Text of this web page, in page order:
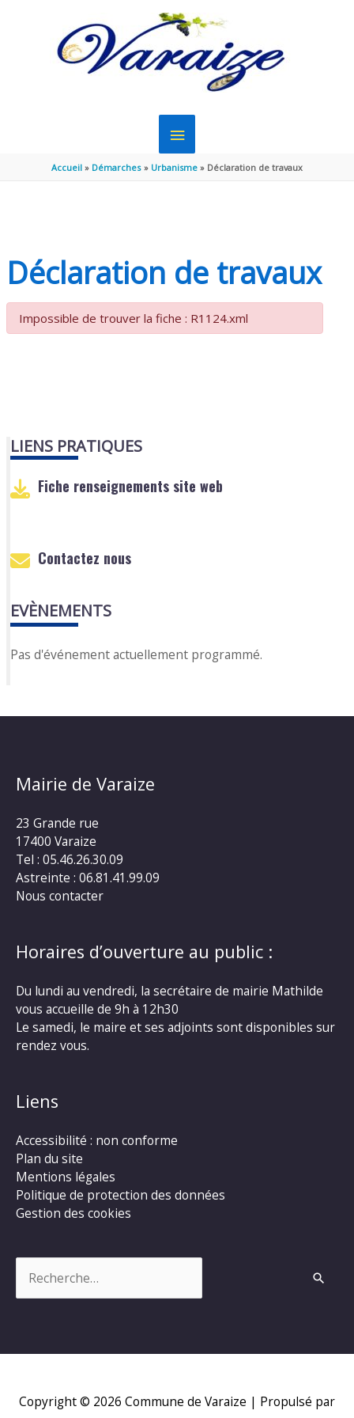
MENU
PRINCIPAL
Accueil Démarches Urbanisme Déclaration de travaux
Déclaration de travaux
Impossible de trouver la fiche : R1124.xml
LIENS PRATIQUES
Fiche renseignements site web
Contactez nous
EVÈNEMENTS
Pas d'événement actuellement programmé.
Mairie de Varaize
23 Grande rue
17400 Varaize
Tel : 05.46.26.30.09
Astreinte : 06.81.41.99.09
Nous contacter
Horaires d’ouverture au public :
Du lundi au vendredi, la secrétaire de mairie Mathilde
vous accueille de 9h à 12h30
Le samedi, le maire et ses adjoints sont disponibles sur
rendez vous.
Liens
Accessibilité : non conforme
Plan du site
Mentions légales
Politique de protection des données
Gestion des cookies
Copyright © 2026 Commune de Varaize | Propulsé par